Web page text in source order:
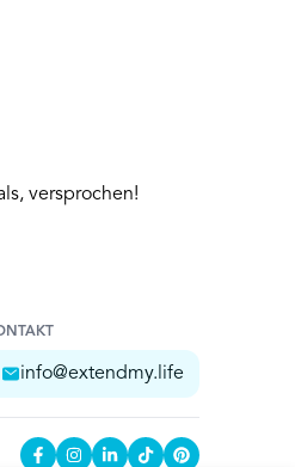
versprochen!
info@extendmy.life